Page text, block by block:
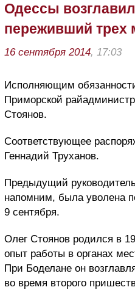
Одессы
переживший трех
16 сентября 2014, 17:03
Исполняющим
Приморской
Стоянов.
Соответствующее
Геннадий Труханов.
Предыдущий
напомним, была уволена
9 сентября.
Олег Стоянов родился в
опыт работы в органах
При Боделане он
во время второго